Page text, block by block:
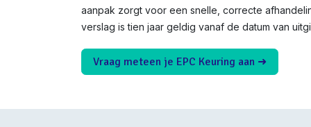
aanpak zorgt voor een snelle, correcte
verslag is tien jaar geldig vanaf de datum van
Vraag meteen je EPC Keuring aan ➜